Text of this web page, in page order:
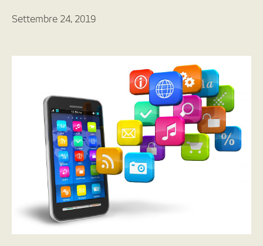
Settembre 24, 2019